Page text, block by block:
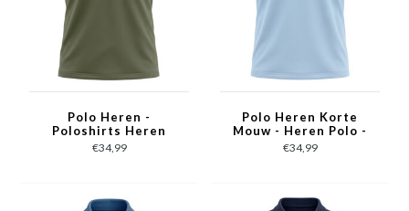
Polo Heren -
Poloshirts Heren
Korte Mouw -
Herenpolo - Slim Fit -
€34,99
Polo Heren Korte
Mouw - Heren Polo -
Polo Shirt Heren -
Slim Fit - A150-32 -
€34,99